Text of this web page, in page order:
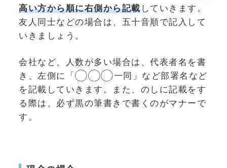
高い方から順に右側から記載していきます。
友人同士などの場合は、五十音順で記入して
いきましょう。
会社など、人数が多い場合は、代表者名を書
き、左側に「◯◯◯一同」など部署名など
を記載していきます。また、のしに記載をす
る際は、必ず黒の筆書きで書くのがマナーで
す。